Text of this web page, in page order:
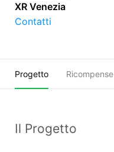
XR Venezia
Contatti
Progetto Ricompense
Il Progetto